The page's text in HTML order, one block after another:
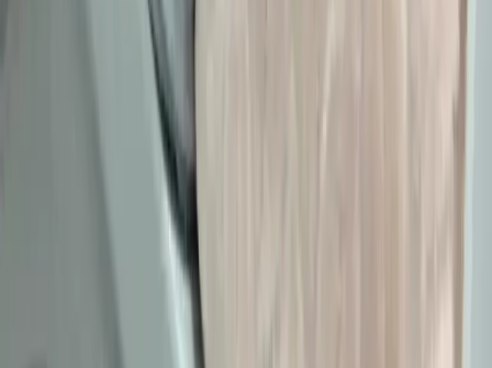
Daha fazla bilgi edinin
Kadın Moda Tavsiyeleri: Günlük Stil Önerileri,